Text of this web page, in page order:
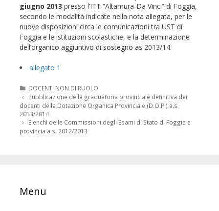
giugno 2013 presso l’ITT “Altamura-Da Vinci” di Foggia,
secondo le modalità indicate nella nota allegata, per le
nuove disposizioni circa le comunicazioni tra UST di
Foggia e le istituzioni scolastiche, e la determinazione
dell’organico aggiuntivo di sostegno as 2013/14.
allegato 1
Categorie
DOCENTI NON DI RUOLO
Navigazione
articolo
Pubblicazione della graduatoria provinciale definitiva dei
docenti della Dotazione Organica Provinciale (D.O.P.) a.s.
2013/2014
Elenchi delle Commissioni degli Esami di Stato di Foggia e
provincia a.s. 2012/2013
Menu